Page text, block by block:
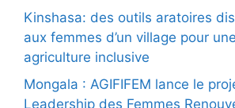
Kinshasa: des outils aratoires
aux femmes d’un village pour une
agriculture inclusive
Mongala : AGIFIFEM lance le
Leadership des Femmes